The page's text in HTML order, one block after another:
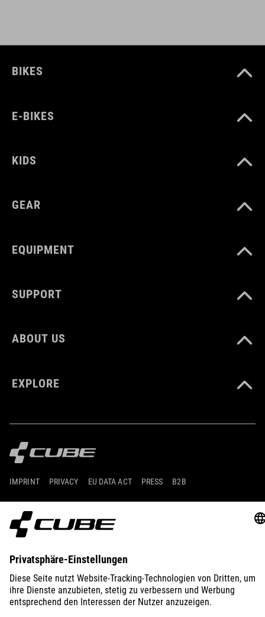
BIKES
E-BIKES
KIDS
GEAR
EQUIPMENT
SUPPORT
ABOUT US
EXPLORE
IMPRINT PRIVACY EU DATA ACT PRESS B2B
GERMANY ITALIANO
© 2026 Impostazioni della privacy